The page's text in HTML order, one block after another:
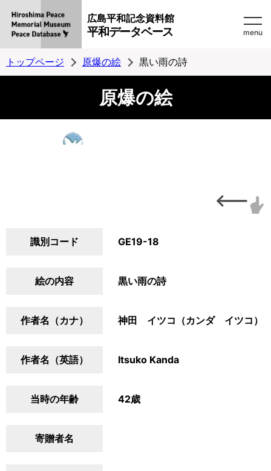
広島平和記念資料館
平和データベース menu
トップページ 原爆の絵 黒い雨の詩
原爆の絵
識別コード GE19-18
絵の内容 黒い雨の詩
作者名（カナ） 神田 イツコ（カンダ イツコ）
作者名（英語） Itsuko Kanda
当時の年齢 42歳
寄贈者名